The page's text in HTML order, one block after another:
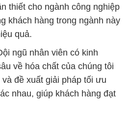
thiết cho ngành công nghiệp
khách hàng trong ngành này
quả.
ngũ nhân viên có kinh
về hóa chất của chúng tôi
đề xuất giải pháp tối ưu
nhau, giúp khách hàng đạt